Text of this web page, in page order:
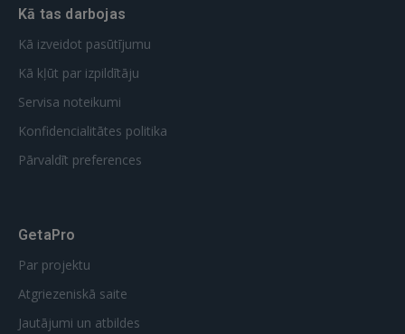
Kā tas darbojas
Kā izveidot pasūtījumu
Kā kļūt par izpildītāju
Servisa noteikumi
Konfidencialitātes politika
Pārvaldīt preferences
GetaPro
Par projektu
Atgriezeniskā saite
Jautājumi un atbildes